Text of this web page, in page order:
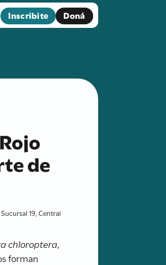
Inscribite Doná
de
19, Central
chloroptera,
forman